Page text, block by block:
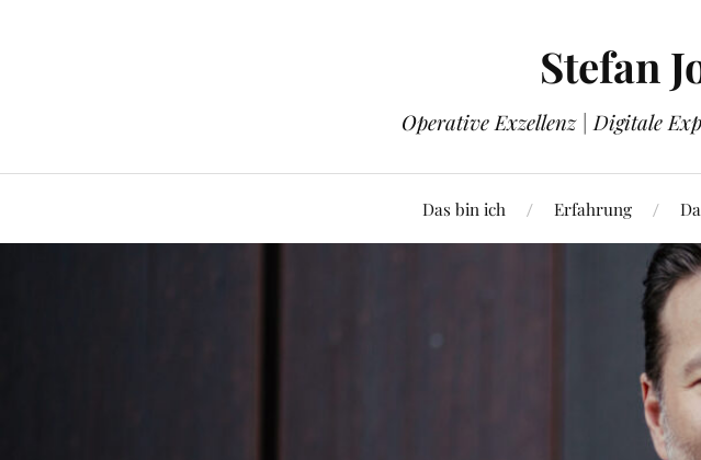
Stefan
Operative Exzellenz | Digitale
Das bin ich Erfahrung